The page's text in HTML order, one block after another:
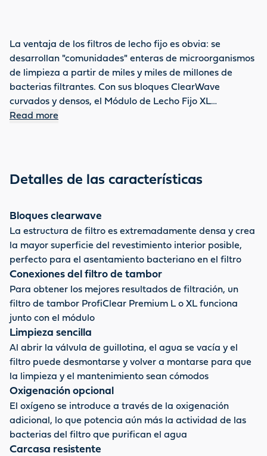
La ventaja de los filtros de lecho fijo es obvia: se
desarrollan "comunidades" enteras de microorganismos
de limpieza a partir de miles y miles de millones de
bacterias filtrantes. Con sus bloques ClearWave
curvados y densos, el Módulo de Lecho Fijo XL
ProfiClear Premium de OASE ofrece la superficie
sistema, el módulo da al agua del estanque el toque
inferior integrado con válvula deslizante facilita el
lavado del filtro. Fabricada en plástico reforzado con
fibra de vidrio de alta calidad (GRP duroplast), la
carcasa del filtro es extremadamente resistente a los
rayos UV y a la temperatura y, por tanto, muy duradera.
Para obtener el mejor resultado, se instala un filtro de
tambor OASE ProfiClear Premium XL antes del módulo.
Read more
Detalles de las características
Bloques clearwave
La estructura de filtro es extremadamente densa y crea
la mayor superficie del revestimiento interior posible,
perfecto para el asentamiento bacteriano en el filtro
Conexiones del filtro de tambor
Para obtener los mejores resultados de filtración, un
filtro de tambor ProfiClear Premium L o XL funciona
junto con el módulo
Limpieza sencilla
Al abrir la válvula de guillotina, el agua se vacía y el
filtro puede desmontarse y volver a montarse para que
la limpieza y el mantenimiento sean cómodos
Oxigenación opcional
El oxígeno se introduce a través de la oxigenación
adicional, lo que potencia aún más la actividad de las
bacterias del filtro que purifican el agua
Carcasa resistente